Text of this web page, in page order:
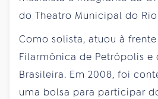
do Theatro Municipal do
Como solista, atuou à
Filarmônica de Petrópolis e
Brasileira. Em 2008, foi
uma bolsa para participar